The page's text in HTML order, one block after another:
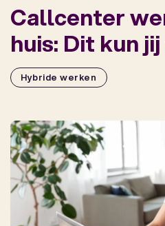
Callcenter
huis: Dit kun
Hybride werken